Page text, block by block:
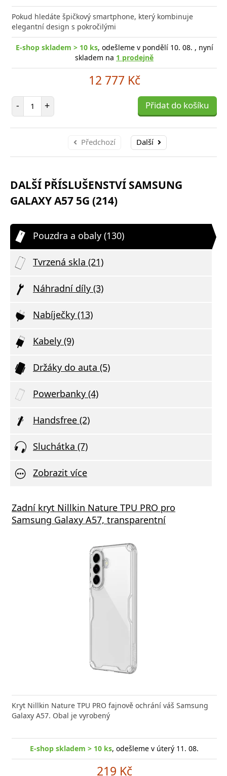
Pokud hledáte špičkový smartphone, který kombinuje
elegantní design s pokročilými
E-shop skladem > 10 ks, odešleme v pondělí 10. 08. , nyní
skladem na 1 prodejně
12 777 Kč
- Počet položek
+ Přidat do košíku
Předchozí Další
DALŠÍ PŘÍSLUŠENSTVÍ SAMSUNG
GALAXY A57 5G (214)
Pouzdra a obaly (130)
Tvrzená skla (21)
Náhradní díly (3)
Nabíječky (13)
Kabely (9)
Držáky do auta (5)
Powerbanky (4)
Handsfree (2)
Sluchátka (7)
Zobrazit více
Zadní kryt Nillkin Nature TPU PRO pro
Samsung Galaxy A57, transparentní
Kryt Nillkin Nature TPU PRO fajnově ochrání váš Samsung
Galaxy A57. Obal je vyrobený
E-shop skladem > 10 ks, odešleme v úterý 11. 08.
219 Kč